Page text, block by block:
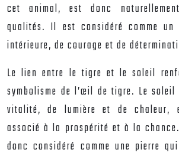
cet animal, est donc
qualités. Il est considéré comme un
intérieure, de courage et de
Le lien entre le tigre et le soleil
symbolisme de l’œil de tigre. Le
vitalité, de lumière et de chaleur,
associé à la prospérité et à la
donc considéré comme une pierre